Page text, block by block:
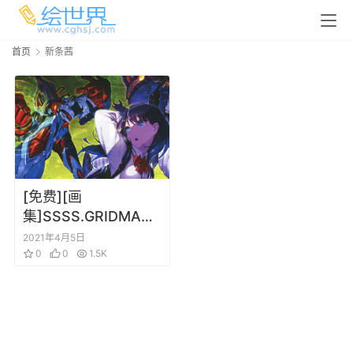
首页 新条茜
[免费][画
集]SSSS.GRIDMAN
古立特 插画集 Art
Fan Book 2018冬
2021年4月5日
0
0 1.5K